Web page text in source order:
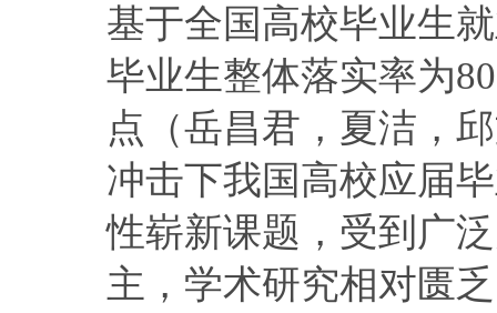
基于全国高校毕业生
毕业生整体落实率为
点（岳昌君，夏洁，
冲击下我国高校应届
性崭新课题，受到广
主，学术研究相对匮